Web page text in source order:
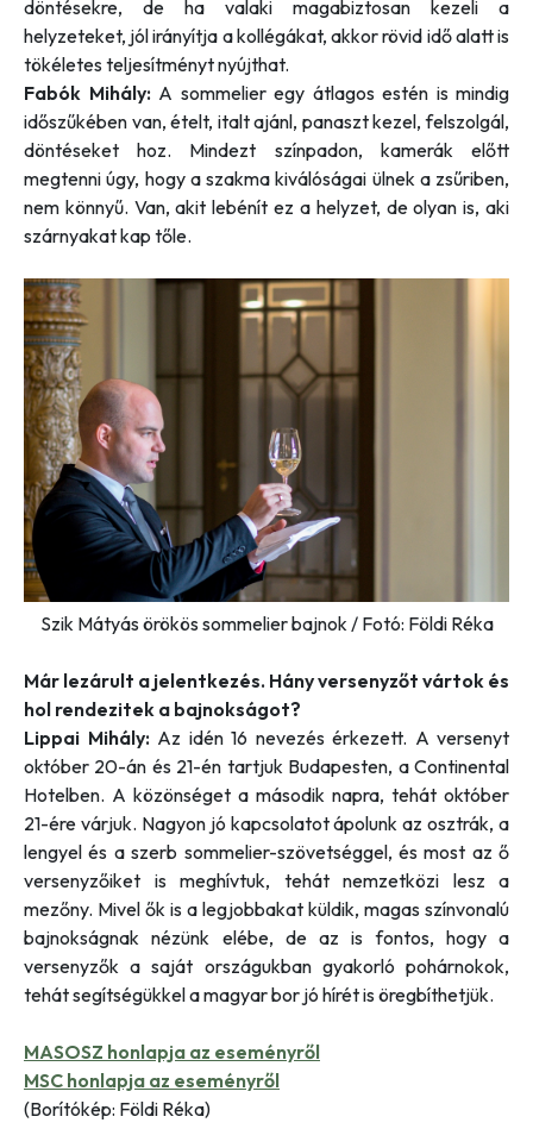
döntésekre, de ha valaki magabiztosan kezeli a
helyzeteket, jól irányítja a kollégákat, akkor rövid idő alatt is
tökéletes teljesítményt nyújthat.
Fabók Mihály:A sommelier egy átlagos estén is mindig
időszűkében van, ételt, italt ajánl, panaszt kezel, felszolgál,
döntéseket hoz. Mindezt színpadon, kamerák előtt
megtenni úgy, hogy a szakma kiválóságai ülnek a zsűriben,
nem könnyű. Van, akit lebénít ez a helyzet, de olyan is, aki
szárnyakat kap tőle.
Szik Mátyás örökös sommelier bajnok / Fotó: Földi Réka
Már lezárult a jelentkezés. Hány versenyzőt vártok és
hol rendezitek a bajnokságot?
Lippai Mihály:Az idén 16 nevezés érkezett. A versenyt
október 20-án és 21-én tartjuk Budapesten, a Continental
Hotelben. A közönséget a második napra, tehát október
21-ére várjuk. Nagyon jó kapcsolatot ápolunk az osztrák, a
lengyel és a szerb sommelier-szövetséggel, és most az ő
versenyzőiket is meghívtuk, tehát nemzetközi lesz a
mezőny. Mivel ők is a legjobbakat küldik, magas színvonalú
bajnokságnak nézünk elébe, de az is fontos, hogy a
versenyzők a saját országukban gyakorló pohárnokok,
tehát segítségükkel a magyar bor jó hírét is öregbíthetjük.
MASOSZ honlapja az eseményről
MSC honlapja az eseményről
(Borítókép: Földi Réka)